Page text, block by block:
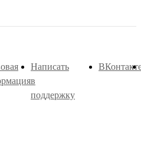
Написать
в
поддержку